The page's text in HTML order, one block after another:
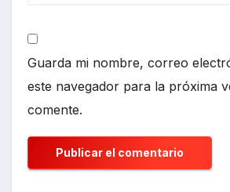
Guarda mi nombre, correo
este navegador para la próxima
comente.